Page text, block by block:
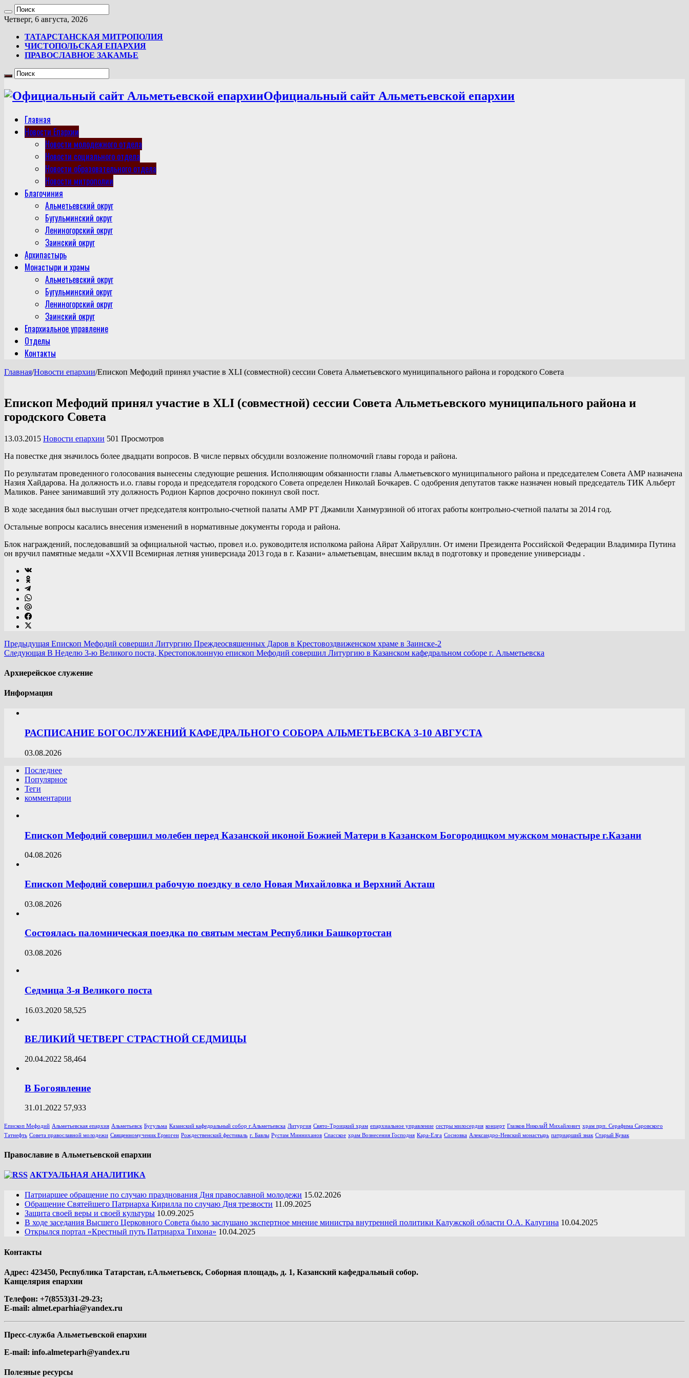
Четверг, 6 августа, 2026
ТАТАРСТАНСКАЯ МИТРОПОЛИЯ
ЧИСТОПОЛЬСКАЯ ЕПАРХИЯ
ПРАВОСЛАВНОЕ ЗАКАМЬЕ
Официальный сайт Альметьевской епархии
Главная
Новости Епархии
Новости молодежного отдела
Новости социального отдела
Новости образовательного отдела
Новости митрополии
Благочиния
Альметьевский округ
Бугульминский округ
Лениногорский округ
Заинский округ
Архипастырь
Монастыри и храмы
Альметьевский округ
Бугульминский округ
Лениногорский округ
Заинский округ
Епархиальное управление
Отделы
Контакты
Главная/Новости епархии/Епископ Мефодий принял участие в XLI (совместной) сессии Совета Альметьевского муниципального района и городского Совета
Епископ Мефодий принял участие в XLI (совместной) сессии Совета Альметьевского муниципального района и
городского Совета
13.03.2015 Новости епархии 501 Просмотров
На повестке дня значилось более двадцати вопросов. В числе первых обсудили возложение полномочий главы города и района.
По результатам проведенного голосования вынесены следующие решения. Исполняющим обязанности главы Альметьевского муниципального района и председателем Совета АМР назначена
Назия Хайдарова. На должность и.о. главы города и председателя городского Совета определен Николай Бочкарев. С одобрения депутатов также назначен новый председатель ТИК Альберт
Маликов. Ранее занимавший эту должность Родион Карпов досрочно покинул свой пост.
В ходе заседания был выслушан отчет председателя контрольно-счетной палаты АМР РТ Джамили Ханмурзиной об итогах работы контрольно-счетной палаты за 2014 год.
Остальные вопросы касались внесения изменений в нормативные документы города и района.
Блок награждений, последовавший за официальной частью, провел и.о. руководителя исполкома района Айрат Хайруллин. От имени Президента Российской Федерации Владимира Путина
он вручил памятные медали «XXVII Всемирная летняя универсиада 2013 года в г. Казани» альметьевцам, внесшим вклад в подготовку и проведение универсиады .
Предыдущая Епископ Мефодий совершил Литургию Преждеосвященных Даров в Крестовоздвиженском храме в Заинске-2
Следующая В Неделю 3-ю Великого поста, Крестопоклонную епископ Мефодий совершил Литургию в Казанском кафедральном соборе г. Альметьевска
Архиерейское служение
Информация
РАСПИСАНИЕ БОГОСЛУЖЕНИЙ КАФЕДРАЛЬНОГО СОБОРА АЛЬМЕТЬЕВСКА 3-10 АВГУСТА
03.08.2026
Последнее
Популярное
Теги
комментарии
Епископ Мефодий совершил молебен перед Казанской иконой Божией Матери в Казанском Богородицком мужском монастыре г.Казани
04.08.2026
Епископ Мефодий совершил рабочую поездку в село Новая Михайловка и Верхний Акташ
03.08.2026
Состоялась паломническая поездка по святым местам Республики Башкортостан
03.08.2026
Седмица 3-я Великого поста
16.03.2020 58,525
ВЕЛИКИЙ ЧЕТВЕРГ СТРАСТНОЙ СЕДМИЦЫ
20.04.2022 58,464
В Богоявление
31.01.2022 57,933
Епископ Мефодий Альметьевская епархия Альметьевск Бугульма Казанский кафедральный собор г.Альметьевска Литургия Свято-Троицкий храм епархиальное управление сестры милосердия концерт Глазков НиколаЙ Михайлович храм прп. Серафима Саровского
Татнефть Совета православной молодежи Священномученик Ермоген Рождественский фестиваль г. Бавлы Рустам Минниханов Спасское храм Вознесения Господня Кара-Елга Сосновка Александро-Невский монастырь патриарший знак Старый Кувак
Православие в Альметьевской епархии
АКТУАЛЬНАЯ АНАЛИТИКА
Патриаршее обращение по случаю празднования Дня православной молодежи 15.02.2026
Обращение Святейшего Патриарха Кирилла по случаю Дня трезвости 11.09.2025
Защита своей веры и своей культуры 10.09.2025
В ходе заседания Высшего Церковного Совета было заслушано экспертное мнение министра внутренней политики Калужской области О.А. Калугина 10.04.2025
Открылся портал «Крестный путь Патриарха Тихона» 10.04.2025
Контакты
Адрес: 423450, Республика Татарстан, г.Альметьевск, Соборная площадь, д. 1, Казанский кафедральный собор.
Канцелярия епархии
Телефон: +7(8553)31-29-23;
E-mail: almet.eparhia@yandex.ru
Пресс-служба Альметьевской епархии
E-mail: info.almeteparh@yandex.ru
Полезные ресурсы